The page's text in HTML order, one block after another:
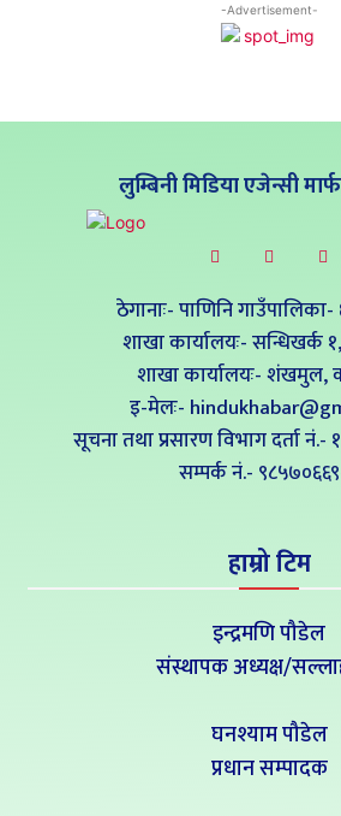
-Advertisement-
लुम्बिनी मिडिया एजेन्सी
ठेगानाः- पाणिनि गाउँपालिका-
शाखा कार्यालयः- सन्धिखर्क
शाखा कार्यालयः- शंखमुल,
इ-मेलः-
सूचना तथा प्रसारण विभाग दर्ता
सम्पर्क नं‍.-
हाम्रो टिम
इन्द्रमणि पौडेल
संस्थापक अध्यक्ष/
घनश्याम पौडेल
प्रधान सम्पादक